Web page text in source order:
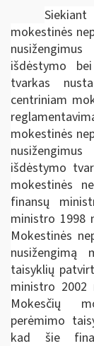
mokestinės
išdėstymo
tvarkas
centriniam
mokestinės
išdėstymo
mokestinės
finansų
ministro 1998
Mokestinės
nusižengimą
taisyklių
ministro
Mokesčių
perėmimo
kad šie